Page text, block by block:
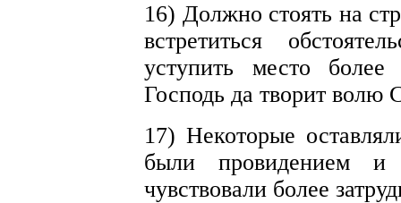
16) Должно стоять на
встретиться
уступить место
Господь да творит волю
17) Некоторые
были провидением
чувствовали более